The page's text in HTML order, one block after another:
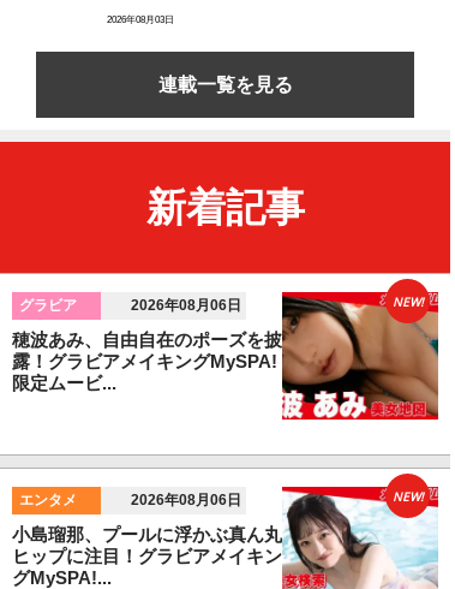
2026年08月03日
連載一覧を見る
新着記事
グラビア 2026年08月06日
穂波あみ、自由自在のポーズを披
露！グラビアメイキングMySPA!
限定ムービ...
NEW!
エンタメ 2026年08月06日
小島瑠那、プールに浮かぶ真ん丸
ヒップに注目！グラビアメイキン
グMySPA!...
NEW!